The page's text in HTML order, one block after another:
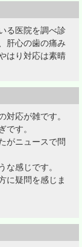
る医院を調べ診
肝心の歯の痛み
はり対応は素晴
対応が雑です。
です。
がニュースで問
な感じです。
に疑問を感じま